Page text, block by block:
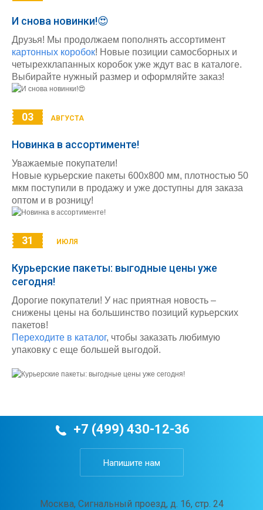
И снова новинки!😍
Друзья! Мы продолжаем пополнять ассортимент
картонных коробок! Новые позиции самосборных и
четырехклапанных коробок уже ждут вас в каталоге.
Выбирайте нужный размер и оформляйте заказ!
03 АВГУСТА
Новинка в ассортименте!
Уважаемые покупатели!
Новые курьерские пакеты 600х800 мм, плотностью 50
мкм поступили в продажу и уже доступны для заказа
оптом и в розницу!
31 ИЮЛЯ
Курьерские пакеты: выгодные цены уже
сегодня!
Дорогие покупатели! У нас приятная новость –
снижены цены на большинство позиций курьерских
пакетов!
Переходите в каталог, чтобы заказать любимую
упаковку с еще большей выгодой.
+7 (499) 430-12-36
Напишите нам
Москва, Сигнальный проезд, д. 16, стр. 24